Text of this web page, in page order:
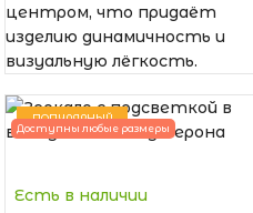
центром, что придаёт
изделию динамичность и
визуальную лёгкость.
ПОПУЛЯРНЫЙ
Доступны любые размеры
Есть в наличии